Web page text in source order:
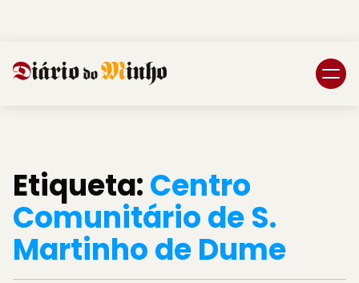
Etiqueta:Centro
Comunitário de S.
Martinho de Dume